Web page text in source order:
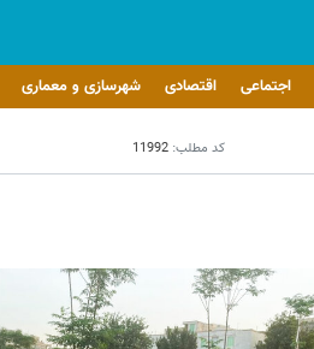
اجتماعی اقتصادی شهرسازی و معماری
کد مطلب: 11992